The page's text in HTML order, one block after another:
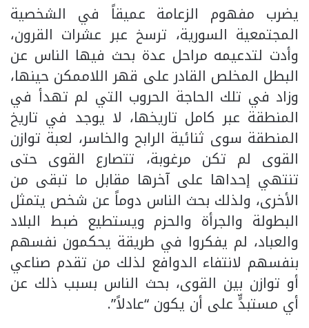
يضرب مفهوم الزعامة عميقاً في الشخصية
المجتمعية السورية، ترسخ عبر عشرات القرون،
وأدت لتدعيمه مراحل عدة بحث فيها الناس عن
البطل المخلص القادر على قهر اللاممكن حينها،
وزاد في تلك الحاجة الحروب التي لم تهدأ في
المنطقة عبر كامل تاريخها، لا يوجد في تاريخ
المنطقة سوى ثنائية الرابح والخاسر، لعبة توازن
القوى لم تكن مرغوبة، تتصارع القوى حتى
تنتهي إحداها على آخرها مقابل ما تبقى من
الأخرى، ولذلك بحث الناس دوماً عن شخص يتمثل
البطولة والجرأة والحزم ويستطيع ضبط البلاد
والعباد، لم يفكروا في طريقة يحكمون نفسهم
بنفسهم لانتفاء الدوافع لذلك من تقدم صناعي
أو توازن بين القوى، بحث الناس بسبب ذلك عن
أي مستبدٍّ على أن يكون “عادلاً”.